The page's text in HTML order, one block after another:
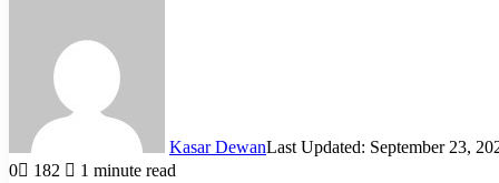
Kasar DewanLast Updated: September 23,
0
182
1 minute read